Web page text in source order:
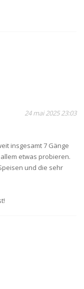
24 mai 2025 23:03
insgesamt 7 Gänge
etwas probieren.
und die sehr